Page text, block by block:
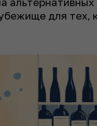
для тех,